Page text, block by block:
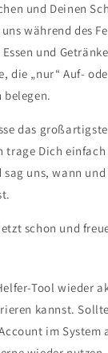
und Deinen
während des
und
die „nur“ Auf-
belegen.
das
trage Dich
uns, wann
schon und
Tool wieder
kannst.
im System